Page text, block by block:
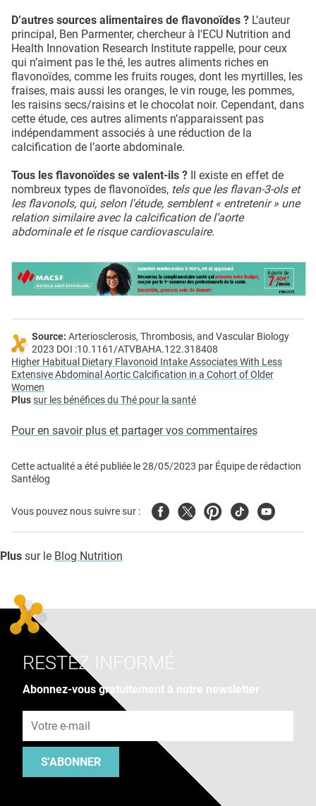
D’autres sources alimentaires de flavonoïdes ? L’auteur
principal, Ben Parmenter, chercheur à l'ECU Nutrition and
Health Innovation Research Institute rappelle, pour ceux
qui n’aiment pas le thé, les autres aliments riches en
flavonoïdes, comme les fruits rouges, dont les myrtilles, les
fraises, mais aussi les oranges, le vin rouge, les pommes,
les raisins secs/raisins et le chocolat noir. Cependant, dans
cette étude, ces autres aliments n’apparaissent pas
indépendamment associés à une réduction de la
calcification de l’aorte abdominale.
Tous les flavonoïdes se valent-ils ? Il existe en effet de
nombreux types de flavonoïdes, tels que les flavan-3-ols et
les flavonols, qui, selon l'étude, semblent « entretenir » une
relation similaire avec la calcification de l’aorte
abdominale et le risque cardiovasculaire.
Source: Arteriosclerosis, Thrombosis, and Vascular Biology
2023 DOI :10.1161/ATVBAHA.122.318408
Higher Habitual Dietary Flavonoid Intake Associates With Less
Extensive Abdominal Aortic Calcification in a Cohort of Older
Women
Plussur les bénéfices du Thé pour la santé
Pour en savoir plus et partager vos commentaires
Cette actualité a été publiée le28/05/2023 par Équipe de rédaction
Santélog
Vous pouvez nous suivre sur : FacebookTwitterPinterest
TiktokYoutube
Plus sur le Blog Nutrition
RESTEZ INFORMÉ
Abonnez-vous gratuitement à notre newsletter
S'ABONNER